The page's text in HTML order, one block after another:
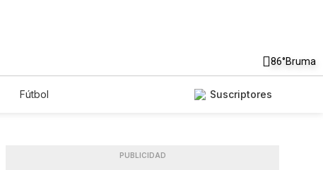
86°Bruma
Fútbol Suscriptores
PUBLICIDAD